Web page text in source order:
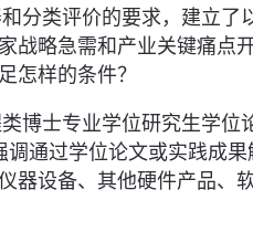
分类评价的要求，建立了
略急需和产业关键痛点开
怎样的条件？
博士专业学位研究生学位
通过学位论文或实践成
器设备、其他硬件产品、